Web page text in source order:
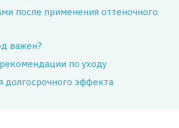
после применения оттеночного
важен?
по уходу
долгосрочного эффекта